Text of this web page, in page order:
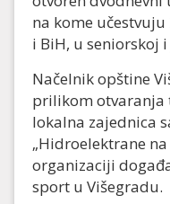
na kome učestvuju
i BiH, u seniorskoj
Načelnik opštine
prilikom otvaranja
lokalna zajednica
„Hidroelektrane
organizaciji
sport u Višegradu.